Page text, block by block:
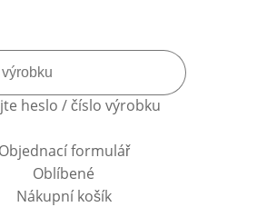
heslo / číslo výrobku
Objednací formulář
Oblíbené
Nákupní košík